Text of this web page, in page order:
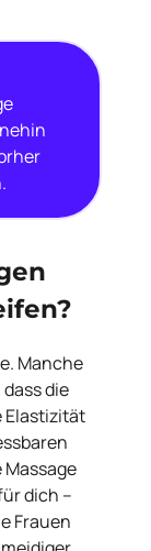
Manche
die
Elastizität
dich –
Frauen